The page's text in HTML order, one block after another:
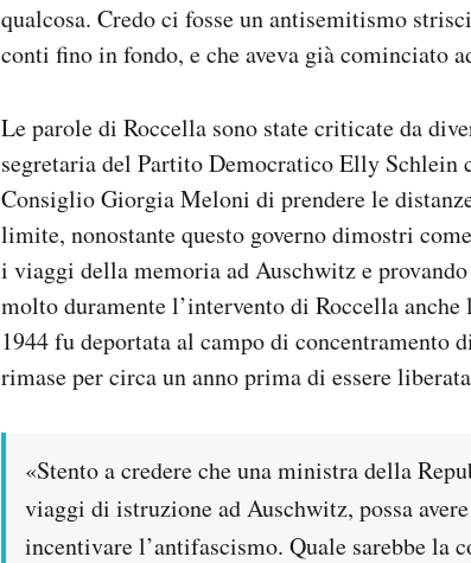
qualcosa. Credo ci fosse un antisemitismo
conti fino in fondo, e che aveva già cominciato
Le parole di Roccella sono state criticate da
segretaria del Partito Democratico Elly Schlein
Consiglio Giorgia Meloni di prendere le
limite, nonostante questo governo dimostri
i viaggi della memoria ad Auschwitz e
molto duramente l’intervento di Roccella
1944 fu deportata al campo di concentramento
rimase per circa un anno prima di essere
«Stento a credere che una ministra della
viaggi di istruzione ad Auschwitz, possa
incentivare l’antifascismo. Quale sarebbe la